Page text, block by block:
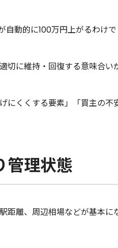
自動的に100万円上がるわけで
切に維持・回復する意味合い
にくくする要素」「買主の不
管理状態
距離、周辺相場などが基本に